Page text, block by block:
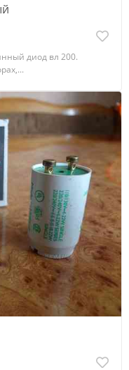
диод вл 200.